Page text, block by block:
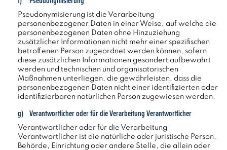
Pseudonymisierung ist die Verarbeitung
personenbezogener Daten in einer Weise, auf welche die
personenbezogenen Daten ohne Hinzuziehung
zusätzlicher Informationen nicht mehr einer spezifischen
betroffenen Person zugeordnet werden können, sofern
diese zusätzlichen Informationen gesondert aufbewahrt
werden und technischen und organisatorischen
Maßnahmen unterliegen, die gewährleisten, dass die
personenbezogenen Daten nicht einer identifizierten oder
identifizierbaren natürlichen Person zugewiesen werden.
g) Verantwortlicher oder für die Verarbeitung Verantwortlicher
Verantwortlicher oder für die Verarbeitung
Verantwortlicher ist die natürliche oder juristische Person,
Behörde, Einrichtung oder andere Stelle, die allein oder